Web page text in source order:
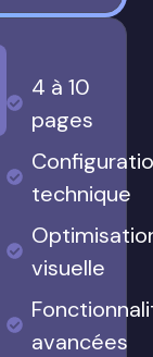
4 à 10
pages
technique
visuelle
avancées